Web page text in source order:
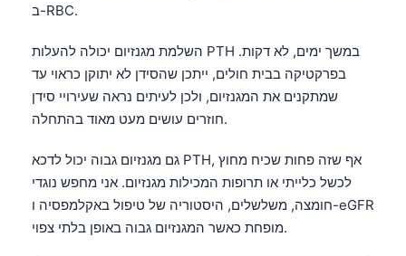
ב-RBC.
השלמת מגנזיום יכולה להעלות PTH במשך ימים, לא דקות.
בפרקטיקה בבית חולים, ייתכן שהסידן לא יתוקן כראוי עד
שמתקנים את המגנזיום, ולכן לעיתים נראה שעירויי סידן
חוזרים עושים מעט מאוד בהתחלה.
גם מגנזיום גבוה יכול לדכא PTH, אף שזה פחות שכיח מחוץ
לכשל כלייתי או תרופות המכילות מגנזיום. אני מחפש נוגדי
חומצה, משלשלים, היסטוריה של טיפול באקלמפסיה ו-eGFR
מופחת כאשר המגנזיום גבוה באופן בלתי צפוי.